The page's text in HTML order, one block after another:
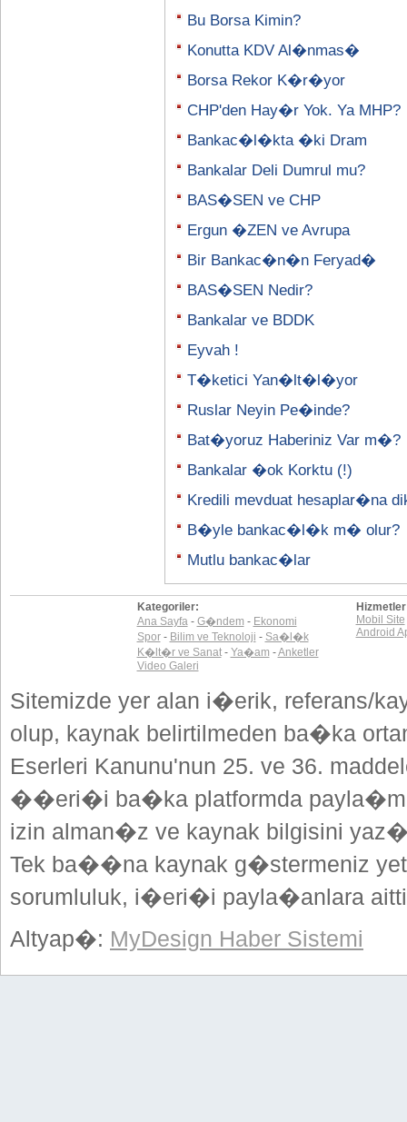
Bu Borsa Kimin?
Konutta KDV Al�nmas�
Borsa Rekor K�r�yor
CHP'den Hay�r Yok. Ya MHP?
Bankac�l�kta �ki Dram
Bankalar Deli Dumrul mu?
BAS�SEN ve CHP
Ergun �ZEN ve Avrupa
Bir Bankac�n�n Feryad�
BAS�SEN Nedir?
Bankalar ve BDDK
Eyvah !
T�ketici Yan�lt�l�yor
Ruslar Neyin Pe�inde?
Bat�yoruz Haberiniz Var m�?
Bankalar �ok Korktu (!)
Kredili mevduat hesaplar�na
B�yle bankac�l�k m� olur?
Mutlu bankac�lar
Kategoriler:
Ana Sayfa- G�ndem - Ekonomi
Spor- Bilim ve Teknoloji - Sa�l�k
K�lt�r ve Sanat- Ya�am -Anketler
Video Galeri
Mobil Site
Android
Sitemizde yer alan i�erik, referans/
olup, kaynak belirtilmeden ba�ka
Eserleri Kanunu'nun 25. ve 36.
��eri�i ba�ka platformda
izin alman�z ve kaynak bilgisini
Tek ba��na kaynak g�stermeniz
sorumluluk, i�eri�i payla�anlara
Altyap�: MyDesign Haber Sistemi